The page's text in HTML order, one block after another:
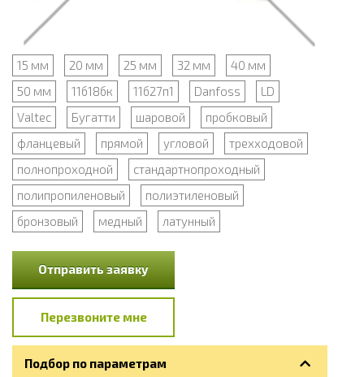
15 мм 20 мм 25 мм 32 мм
40 мм
50 мм
11б18бк 11б27п1 Danfoss
LD
Valtec
Бугатти шаровой
пробковый
фланцевый
прямой угловой
трехходовой
полнопроходной
стандартнопроходный
полипропиленовый
полиэтиленовый
бронзовый
медный латунный
Отправить заявку
Перезвоните мне
Подбор по параметрам